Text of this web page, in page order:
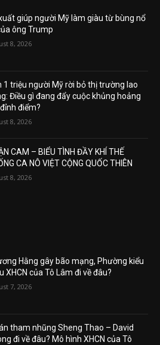
giúp người Mỹ làm giàu từ bùng nổ
ông Trump
8, 2026
1 triệu người Mỹ rời bỏ thị trường lao
Điều gì đang đẩy cuộc khủng hoảng
điểm?
8, 2026
CAM – BIỂU TÌNH ĐẦY KHÍ THẾ
CA NÔ VIỆT CỘNG QUỐC THIÊN
8, 2026
Hằng gây bão mạng, Phường kiểu
XHCN của Tô Lâm đi về đâu?
7, 2026
tham nhũng Sheng Thao – David
đi về đâu? Mô hình XHCN của Tô